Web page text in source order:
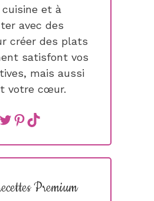
et à
avec des
créer des plats
satisfont vos
mais aussi
votre cœur.
Twitter
Pinterest
TikTok
Premium